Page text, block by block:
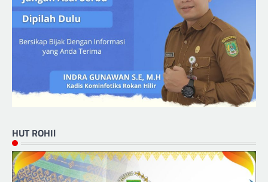
HUT ROHIl